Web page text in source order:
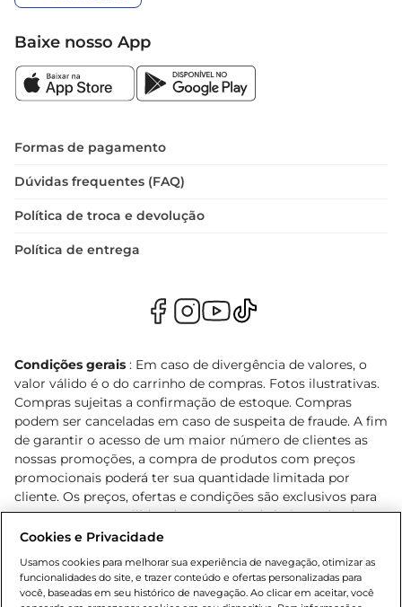
Baixe nosso App
Formas de pagamento
Dúvidas frequentes (FAQ)
Política de troca e devolução
Política de entrega
Condições gerais : Em caso de divergência de valores, o
valor válido é o do carrinho de compras. Fotos ilustrativas.
Compras sujeitas a confirmação de estoque. Compras
podem ser canceladas em caso de suspeita de fraude. A fim
de garantir o acesso de um maior número de clientes as
nossas promoções, a compra de produtos com preços
promocionais poderá ter sua quantidade limitada por
cliente. Os preços, ofertas e condições são exclusivos para
o e-commerce e válidos durante o dia de hoje, podendo
sofrer alterações sem prévia notificação. Proibida a venda
Lei n.º 8069/90, art. 81, inciso II (Estatuto da Criança e do
Adolescente). Preços e condições exclusivos para o
Cookies e Privacidade
Usamos cookies para melhorar sua experiência de navegação, otimizar as
funcionalidades do site, e trazer conteúdo e ofertas personalizadas para
você, baseadas em seu histórico de navegação. Ao clicar em aceitar, você